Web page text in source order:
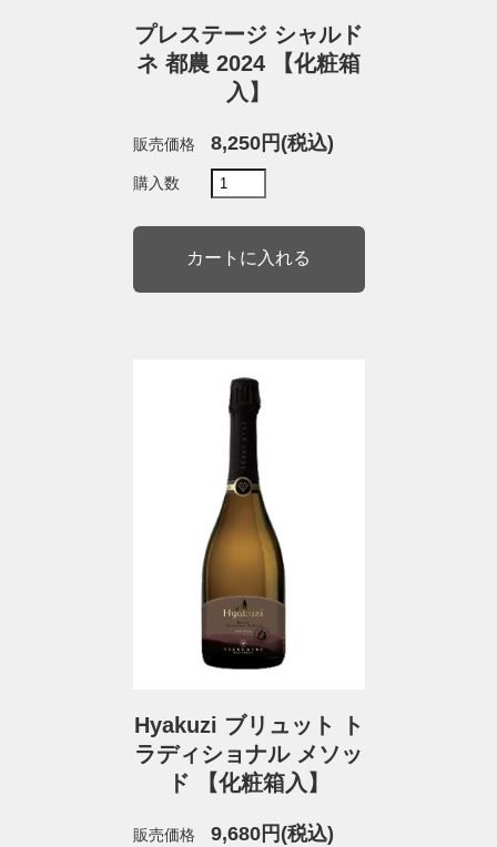
プレステージ シャルド
ネ 都農 2024 【化粧箱
入】
販売価格 8,250円(税込)
購入数
Hyakuzi ブリュット ト
ラディショナル メソッ
ド 【化粧箱入】
販売価格 9,680円(税込)